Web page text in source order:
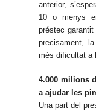
anterior,
10 o menys
préstec garantit
precisament,
més dificultat a
4.000 milions
a ajudar les
Una part del